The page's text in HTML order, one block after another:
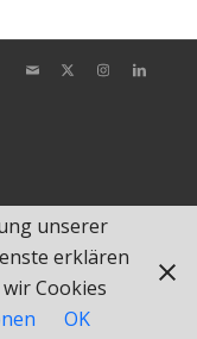
unserer
erklären
Cookies
OK